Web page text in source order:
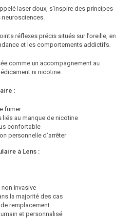
laser doux, s’inspire des principes
réflexes précis situés sur l’oreille, en
et les comportements addictifs.
comme un accompagnement au
ni nicotine.
:
fumer
au manque de nicotine
confortable
personnelle d’arrêter
à Lens :
invasive
la majorité des cas
remplacement
et personnalisé